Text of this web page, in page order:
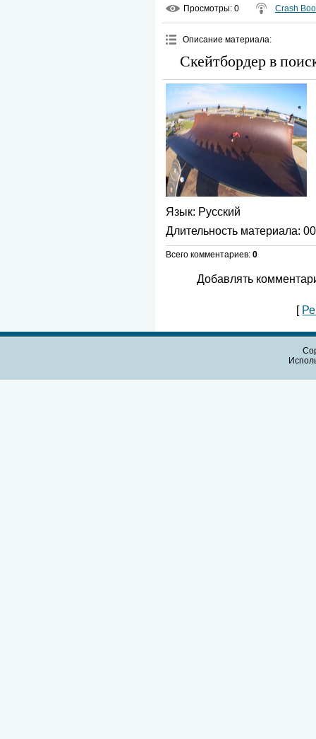
Просмотры: 0 Crash
Описание материала:
Скейтбордер в
Язык: Русский
Длительность материала:
Всего комментариев: 0
Добавлять
[